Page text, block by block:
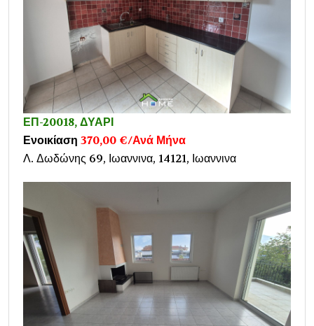
ΕΠ-20018, ΔΥΑΡΙ
Ενοικίαση 370,00 €/Ανά Μήνα
Λ. Δωδώνης 69, Ιωαννινα, 14121, Ιωαννινα